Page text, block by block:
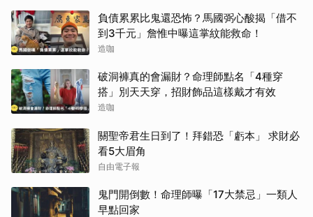
負債累累比鬼還恐怖？馬國弼心酸揭「借不
到3千元」詹惟中曝這掌紋能救命！
造咖
破洞褲真的會漏財？命理師點名「4種穿
搭」別天天穿，招財飾品這樣戴才有效
造咖
關聖帝君生日到了！拜錯恐「虧本」 求財必
看5大眉角
自由電子報
鬼門開倒數！命理師曝「17大禁忌」一類人
早點回家